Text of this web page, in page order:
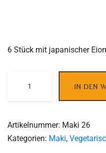
6 Stück mit japanischer
IN DEN
Artikelnummer: Maki 26
Kategorien: Maki,